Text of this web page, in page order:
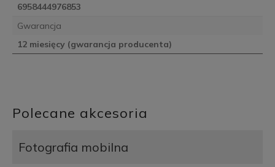
6958444976853
Gwarancja
12 miesięcy (gwarancja producenta)
Polecane akcesoria
Fotografia mobilna